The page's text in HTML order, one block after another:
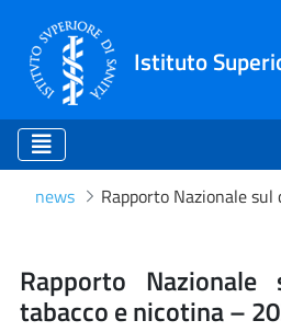
Istituto
news
Rapporto
Rapporto
tabacco e nicotina –